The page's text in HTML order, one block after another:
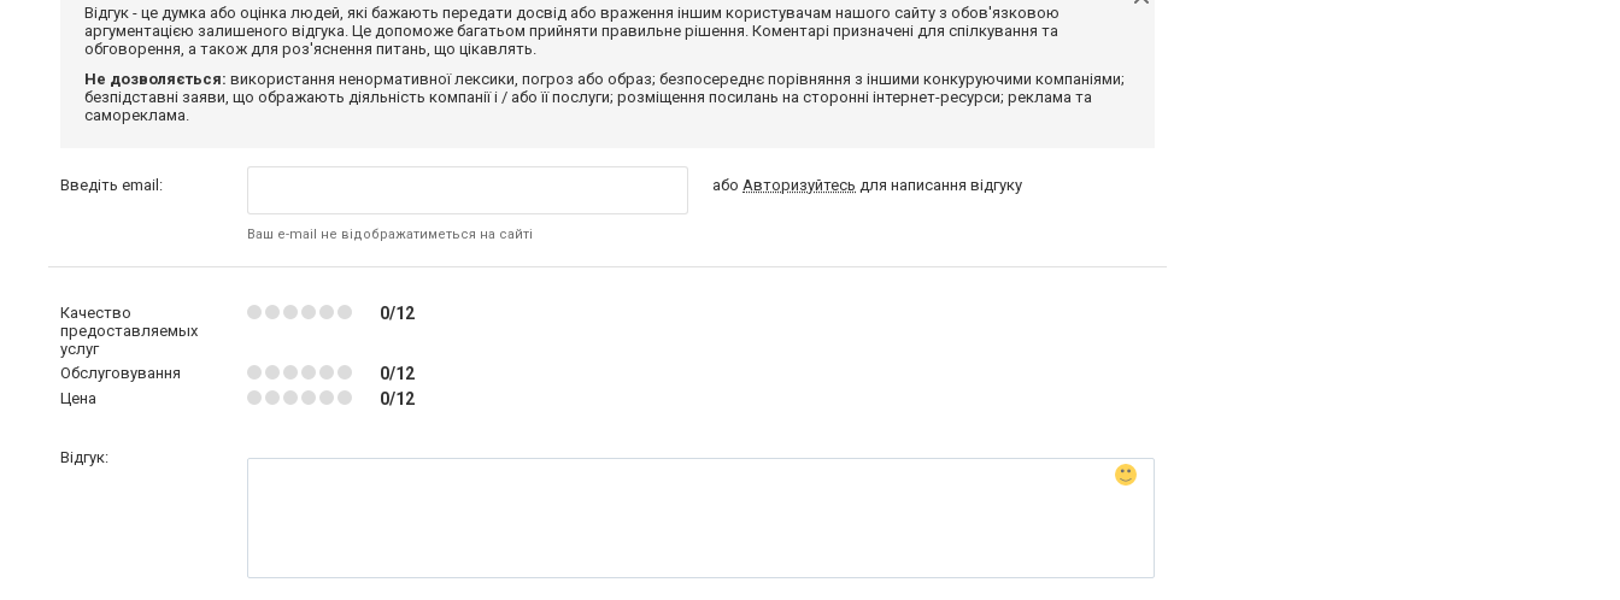
Відгук - це думка або оцінка людей, які бажають передати досвід або враження іншим користувачам нашого сайту з обов'язковою
аргументацією залишеного відгука. Це допоможе багатьом прийняти правильне рішення. Коментарі призначені для спілкування та
обговорення, а також для роз'яснення питань, що цікавлять.
Не дозволяється: використання ненормативної лексики, погроз або образ; безпосереднє порівняння з іншими конкуруючими компаніями;
безпідставні заяви, що ображають діяльність компанії і / або її послуги; розміщення посилань на сторонні інтернет-ресурси; реклама та
самореклама.
Введіть email:
Ваш e-mail не відображатиметься на сайті
абоАвторизуйтесь для написання відгуку
Качество
предоставляемых
услуг
0/12
Обслуговування 0/12
Цена 0/12
Відгук: